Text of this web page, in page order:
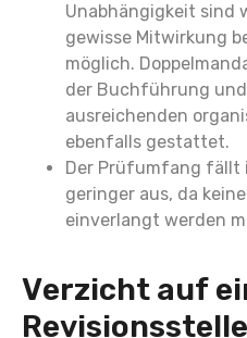
Unabhängigkeit sind
gewisse Mitwirkung
möglich.
der Buchführung
ausreichenden
ebenfalls gestattet.
Der Prüfumfang fällt
geringer aus, da
einverlangt werden
Verzicht auf